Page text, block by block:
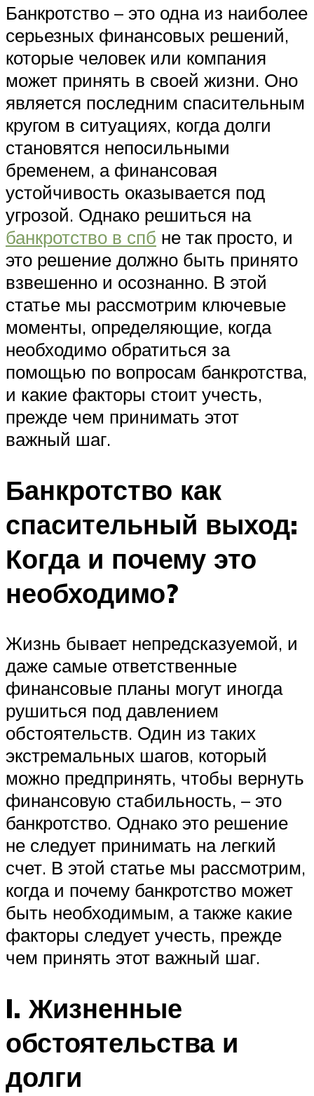
Банкротство – это одна из наиболее
серьезных финансовых решений,
которые человек или компания
может принять в своей жизни. Оно
является последним спасительным
кругом в ситуациях, когда долги
становятся непосильными
бременем, а финансовая
устойчивость оказывается под
угрозой. Однако решиться на
банкротство в спб не так просто, и
это решение должно быть принято
взвешенно и осознанно. В этой
статье мы рассмотрим ключевые
моменты, определяющие, когда
необходимо обратиться за
помощью по вопросам банкротства,
и какие факторы стоит учесть,
прежде чем принимать этот
важный шаг.
Банкротство как
спасительный выход:
Когда и почему это
необходимо?
Жизнь бывает непредсказуемой, и
даже самые ответственные
финансовые планы могут иногда
рушиться под давлением
обстоятельств. Один из таких
экстремальных шагов, который
можно предпринять, чтобы вернуть
финансовую стабильность, – это
банкротство. Однако это решение
не следует принимать на легкий
счет. В этой статье мы рассмотрим,
когда и почему банкротство может
быть необходимым, а также какие
факторы следует учесть, прежде
чем принять этот важный шаг.
I. Жизненные
обстоятельства и
долги